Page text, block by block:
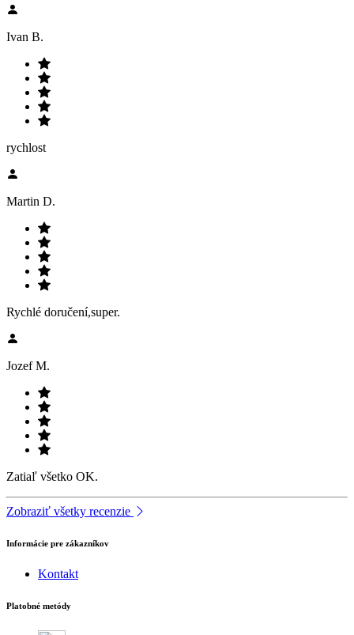
Ivan B.
rychlost
Martin D.
Rychlé doručení,super.
Jozef M.
Zatiaľ všetko OK.
Zobraziť všetky recenzie
Informácie pre zákazníkov
Kontakt
Platobné metódy